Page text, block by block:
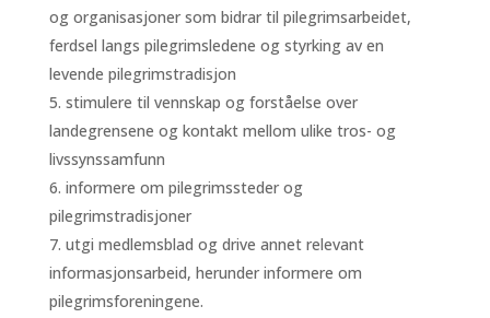
og organisasjoner som bidrar til pilegrimsarbeidet,
ferdsel langs pilegrimsledene og styrking av en
levende pilegrimstradisjon
stimulere til vennskap og forståelse over
landegrensene og kontakt mellom ulike tros- og
livssynssamfunn
informere om pilegrimssteder og
pilegrimstradisjoner
utgi medlemsblad og drive annet relevant
informasjonsarbeid, herunder informere om
pilegrimsforeningene.